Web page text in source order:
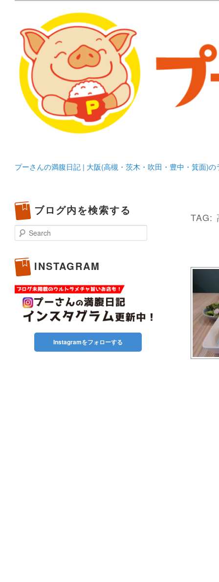
プーさんの満腹日記 |
豊中・箕面)のランチ＆
化してます。
プーさんの満腹日記 | 大阪(高槻・茨木・吹田・豊中・箕面)
TAG:
ブログ内を検索する
Search
INSTAGRAM
Instagramをフォローする